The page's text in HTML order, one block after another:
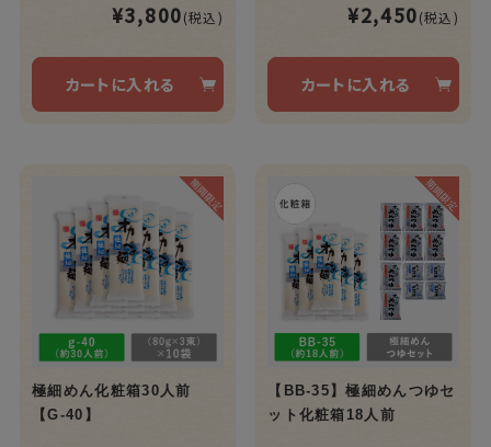
¥3,800(税込)
カートに入れる
¥2,450(税込)
カートに入れる
極細めん化粧箱30人前
【G-40】
【BB-35】極細めんつゆセ
ット化粧箱18人前